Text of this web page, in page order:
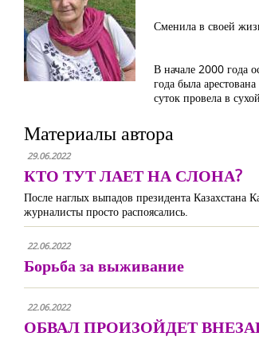
Сменила в своей
В начале 2000 года
года была
суток провела в
Материалы автора
29.06.2022
КТО ТУТ ЛАЕТ НА СЛОНА?
После наглых выпадов президента
журналисты просто распоясались.
22.06.2022
Борьба за выживание
22.06.2022
ОБВАЛ ПРОИЗОЙДЕТ